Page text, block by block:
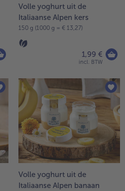
Volle yoghurt uit de
Italiaanse Alpen kers
150 g (1000 g = € 13,27)
1,99 €
incl. BTW
Volle yoghurt uit de
Italiaanse Alpen banaan